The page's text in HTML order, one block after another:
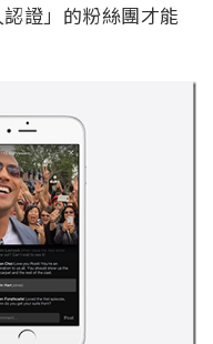
證」的粉絲團才能